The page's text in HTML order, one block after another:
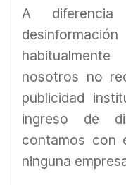
A
nosotros no
publicidad
ingreso de
contamos con
ninguna